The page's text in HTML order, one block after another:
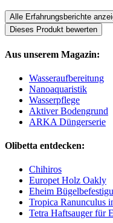
Alle Erfahrungsberichte
Dieses Produkt bewerten
Aus unserem Magazin:
Wasseraufbereitung
Nanoaquaristik
Wasserpflege
Aktiver Bodengrund
ARKA Düngerserie
Olibetta entdecken:
Chihiros
Europet Holz Oakly
Eheim
Tropica Ranunculus
Tetra Haftsauger für